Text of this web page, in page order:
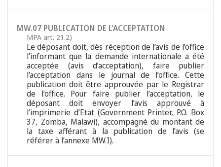
MW.07 PUBLICATION DE L’ACCEPTATION
MPA art. 21.2)
Le déposant doit, dès réception de l’avis de l’office
l’informant que la demande internationale a été
acceptée (avis d’acceptation), faire publier
l’acceptation dans le journal de l’office. Cette
publication doit être approuvée par le Registrar
de l’office. Pour faire publier l’acceptation, le
déposant doit envoyer l’avis approuvé à
l’imprimerie d’Etat (Government Printer, P.O. Box
37, Zomba, Malawi), accompagné du montant de
la taxe afférant à la publication de l’avis (se
référer à l’annexe MW.I).